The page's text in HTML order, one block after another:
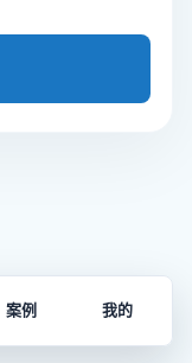
案例 我的